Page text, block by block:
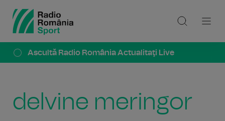
Ascultă Radio România Actualitaţi Live
delvine meringor